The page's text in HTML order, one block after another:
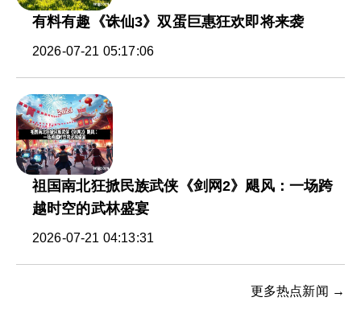
有料有趣《诛仙3》双蛋巨惠狂欢即将来袭
2026-07-21 05:17:06
祖国南北狂掀民族武侠《剑网2》飓风：一场跨
越时空的武林盛宴
2026-07-21 04:13:31
更多热点新闻 →